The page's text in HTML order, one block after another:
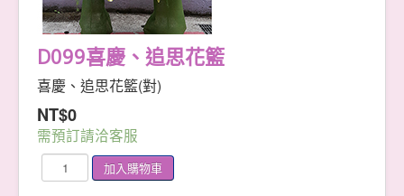
D099喜慶、追思花籃
喜慶、追思花籃(對)
NT$0
需預訂請洽客服